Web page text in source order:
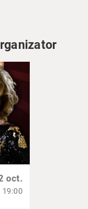
𝑆𝑒 𝑣𝑒𝑑𝑒 𝑡𝑟𝑒𝑎𝑏𝑎
oct.
19:00